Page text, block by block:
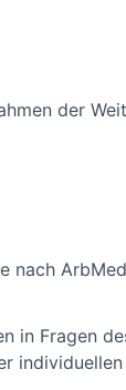
der
nach
in Fragen